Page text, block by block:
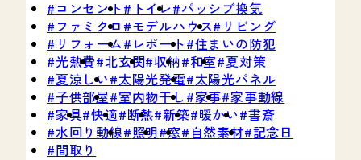
コンセント
トイレ
パッシブ換気
ファミクロ
モデルハウス
リビング
リフォーム
レポート 住まいの防犯
光熱費 北玄関 収納 和室 夏対策
夏涼しい 太陽光発電 太陽光パネル
子供部屋 室内物干し 家事 家事動線
家具 快適 断熱 新築 暖かい 書斎
水回り動線 照明 窓 自然素材 記念日
間取り